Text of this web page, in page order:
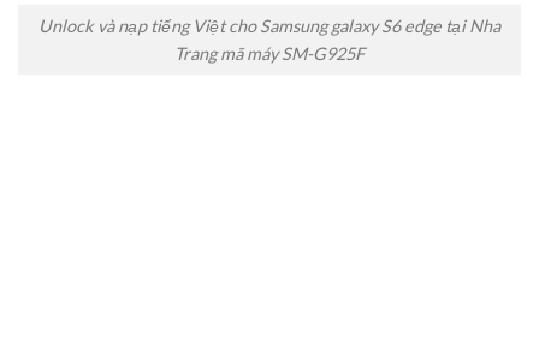
Unlock và nạp tiếng Việt cho Samsung galaxy S6 edge tại Nha
Trang mã máy SM-G925F